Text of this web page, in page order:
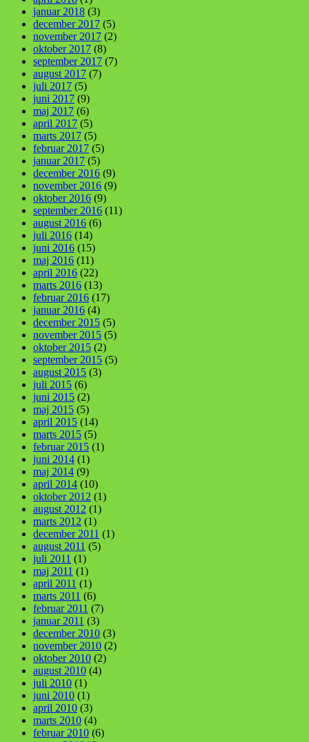
januar 2018 (3)
december 2017 (5)
november 2017 (2)
oktober 2017 (8)
september 2017 (7)
august 2017 (7)
juli 2017 (5)
juni 2017 (9)
maj 2017 (6)
april 2017 (5)
marts 2017 (5)
februar 2017 (5)
januar 2017 (5)
december 2016 (9)
november 2016 (9)
oktober 2016 (9)
september 2016 (11)
august 2016 (6)
juli 2016 (14)
juni 2016 (15)
maj 2016 (11)
april 2016 (22)
marts 2016 (13)
februar 2016 (17)
januar 2016 (4)
december 2015 (5)
november 2015 (5)
oktober 2015 (2)
september 2015 (5)
august 2015 (3)
juli 2015 (6)
juni 2015 (2)
maj 2015 (5)
april 2015 (14)
marts 2015 (5)
februar 2015 (1)
juni 2014 (1)
maj 2014 (9)
april 2014 (10)
oktober 2012 (1)
august 2012 (1)
marts 2012 (1)
december 2011 (1)
august 2011 (5)
juli 2011 (1)
maj 2011 (1)
april 2011 (1)
marts 2011 (6)
februar 2011 (7)
januar 2011 (3)
december 2010 (3)
november 2010 (2)
oktober 2010 (2)
august 2010 (4)
juli 2010 (1)
juni 2010 (1)
april 2010 (3)
marts 2010 (4)
februar 2010 (6)